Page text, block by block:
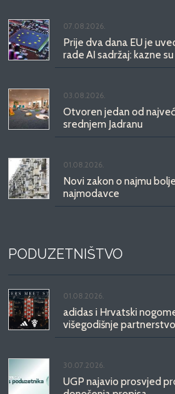
07.08.2026.
Prije dva dana EU je
rade AI sadržaj: kazne
03.08.2026.
Otvoren jedan od
srednjem Jadranu
01.08.2026.
Novi zakon o najmu
najmodavce
PODUZETNIŠTVO
01.08.2026.
adidas i Hrvatski
višegodišnje partnerstvo
30.07.2026.
UGP najavio prosvjed